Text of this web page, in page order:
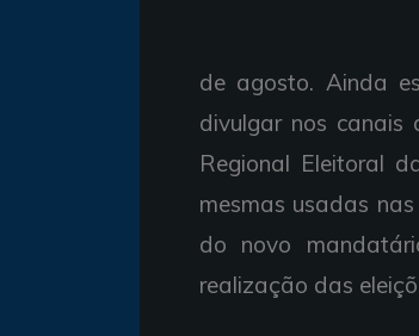
de agosto. Ainda
divulgar nos canais
Regional Eleitoral
mesmas usadas
do novo
realização das